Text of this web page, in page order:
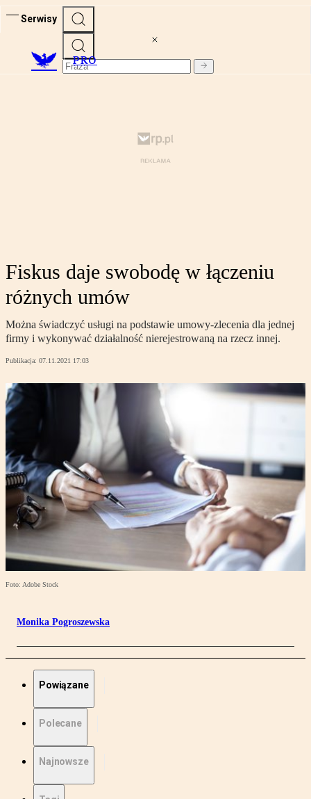
Serwisy
PRO
Fiskus daje swobodę w łączeniu
różnych umów
Można świadczyć usługi na podstawie umowy-zlecenia dla jednej
firmy i wykonywać działalność nierejestrowaną na rzecz innej.
Publikacja: 07.11.2021 17:03
Foto: Adobe Stock
Monika Pogroszewska
Powiązane
Polecane
Najnowsze